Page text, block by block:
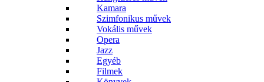
Kamara
Szimfonikus művek
Vokális művek
Opera
Jazz
Egyéb
Filmek